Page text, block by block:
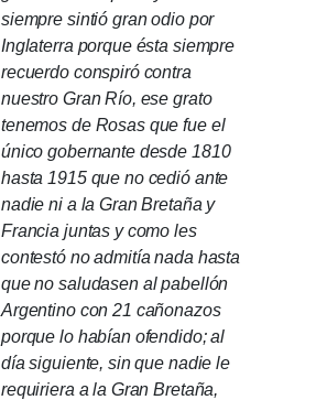
siempre sintió gran odio por
Inglaterra porque ésta siempre
recuerdo conspiró contra
nuestro Gran Río, ese grato
tenemos de Rosas que fue el
único gobernante desde 1810
hasta 1915 que no cedió ante
nadie ni a la Gran Bretaña y
Francia juntas y como les
contestó no admitía nada hasta
que no saludasen al pabellón
Argentino con 21 cañonazos
porque lo habían ofendido;al
día siguiente, sin que nadie le
requiriera a la Gran Bretaña,